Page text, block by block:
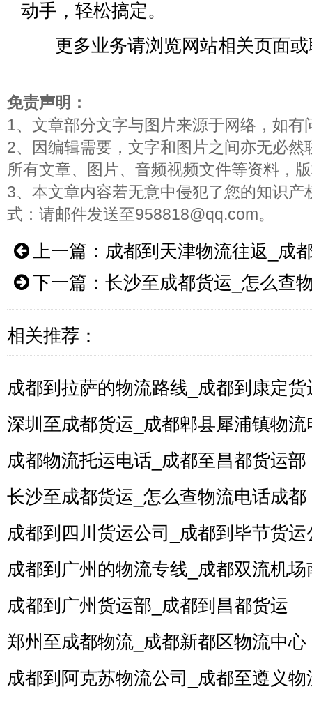
动手，轻松搞定。
更多业务请浏览网站相关页
免责声明：
1、文章部分文字与图片来源于网络，如有
2、因编辑需要，文字和图片之间亦无必
所有文章、图片、音频视频文件等资料，
3、本文章内容若无意中侵犯了您的知识
式：请邮件发送至958818@qq.com。
上一篇： 成都到天津物流往返_成
下一篇： 长沙至成都货运_怎么查
相关推荐：
成都到拉萨的物流路线_成都到康定货
深圳至成都货运_成都郫县犀浦镇物流
成都物流托运电话_成都至昌都货运部
长沙至成都货运_怎么查物流电话成都
成都到四川货运公司_成都到毕节货运
成都到广州的物流专线_成都双流机
成都到广州货运部_成都到昌都货运
郑州至成都物流_成都新都区物流中心
成都到阿克苏物流公司_成都至遵义物